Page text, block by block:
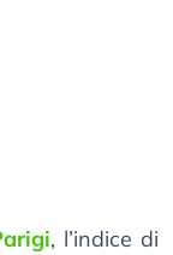
, l’indice di